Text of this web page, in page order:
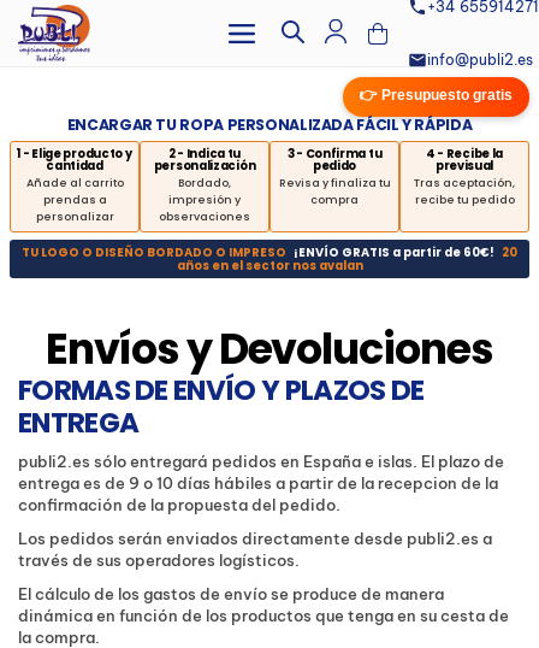
+34 655914271
info@publi2.es
👉 Presupuesto gratis
ENCARGAR TU ROPA PERSONALIZADA FÁCIL Y RÁPIDA
1 - Elige producto y
cantidad
Añade al carrito
prendas a
personalizar
2 - Indica tu
personalización
Bordado,
impresión y
observaciones
3 - Confirma tu
pedido
Revisa y finaliza tu
compra
4 - Recibe la
previsual
Tras aceptación,
recibe tu pedido
TU LOGO O DISEÑO BORDADO O IMPRESO ¡ENVÍO GRATIS a partir de 60€! 20
años en el sector nos avalan
Envíos y Devoluciones
FORMAS DE ENVÍO Y PLAZOS DE
ENTREGA
publi2.es sólo entregará pedidos en España e islas. El plazo de
entrega es de 9 o 10 días hábiles a partir de la recepcion de la
confirmación de la propuesta del pedido.
Los pedidos serán enviados directamente desde publi2.es a
través de sus operadores logísticos.
El cálculo de los gastos de envío se produce de manera
dinámica en función de los productos que tenga en su cesta de
la compra.